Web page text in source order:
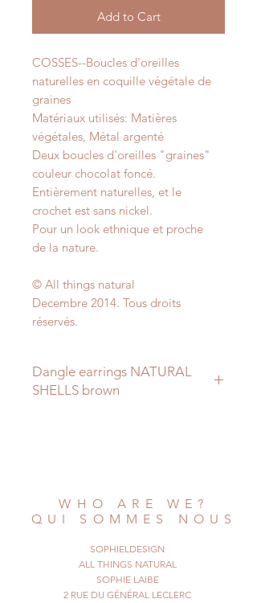
Add to Cart
COSSES--Boucles d'oreilles
naturelles en coquille végétale de
graines
Matériaux utilisés: Matières
végétales, Métal argenté
Deux boucles d'oreilles "graines"
couleur chocolat foncé.
Entièrement naturelles, et le
crochet est sans nickel.
Pour un look ethnique et proche
de la nature.
© All things natural
Decembre 2014. Tous droits
réservés.
Dangle earrings NATURAL
SHELLS brown
© All Things Natural
December 2014. All rights reserved
WHO ARE WE?
QUI SOMMES NOUS
SOPHIELDESIGN
ALL THINGS NATURAL
SOPHIE LAIBE
2 RUE DU GÉNÉRAL LECLERC